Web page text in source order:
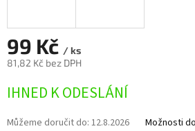
99 Kč / ks
81,82 Kč bez DPH
cena:
IHNED K ODESLÁNÍ
Můžeme doručit do: 12.8.2026 Možnosti